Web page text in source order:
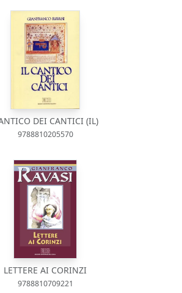
DEI CANTICI (IL)
9788810205570
LETTERE AI CORINZI
9788810709221